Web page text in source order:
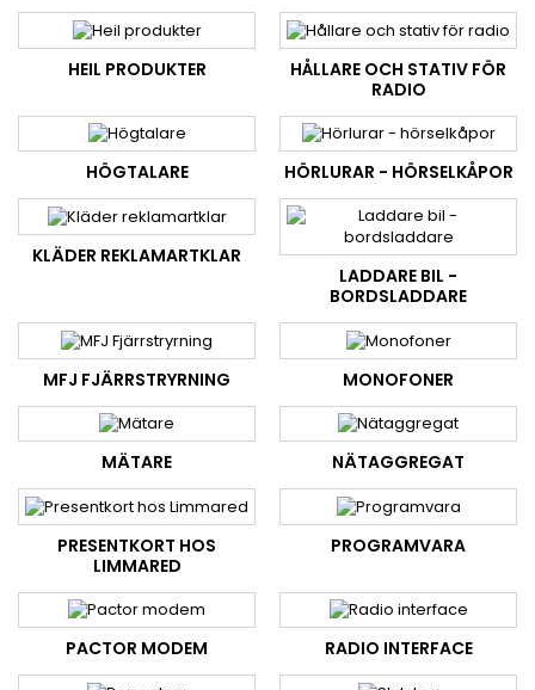
HEIL PRODUKTER
HÅLLARE OCH STATIV FÖR
RADIO
HÖGTALARE HÖRLURAR - HÖRSELKÅPOR
KLÄDER REKLAMARTKLAR
LADDARE BIL -
BORDSLADDARE
MFJ FJÄRRSTRYRNING MONOFONER
MÄTARE NÄTAGGREGAT
PRESENTKORT HOS
LIMMARED
PROGRAMVARA
PACTOR MODEM RADIO INTERFACE